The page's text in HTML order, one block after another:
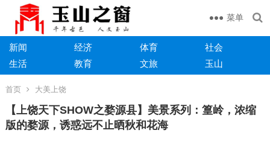
菜单
新闻 经济 体育
社会
生活
教育 文旅 玉山
首页 大美上饶
【上饶天下SHOW之婺源县】美景系列：篁岭，浓缩
版的婺源，诱惑远不止晒秋和花海